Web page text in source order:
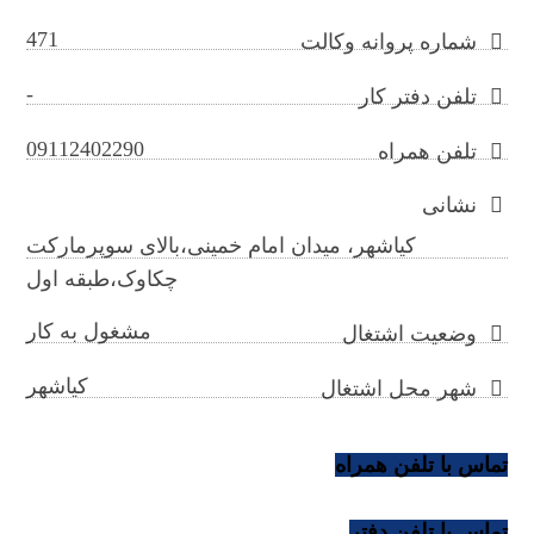
شماره پروانه وکالت 471
تلفن دفتر کار -
تلفن همراه 09112402290
نشانی
کیاشهر، میدان امام خمینی،بالای سوپرمارکت
چکاوک،طبقه اول
وضعیت اشتغال مشغول به کار
شهر محل اشتغال کیاشهر
تماس با تلفن همراه